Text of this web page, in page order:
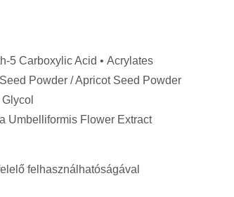
5 Carboxylic Acid • Acrylates
Powder / Apricot Seed Powder
Umbelliformis Flower Extract
felhasználhatóságával